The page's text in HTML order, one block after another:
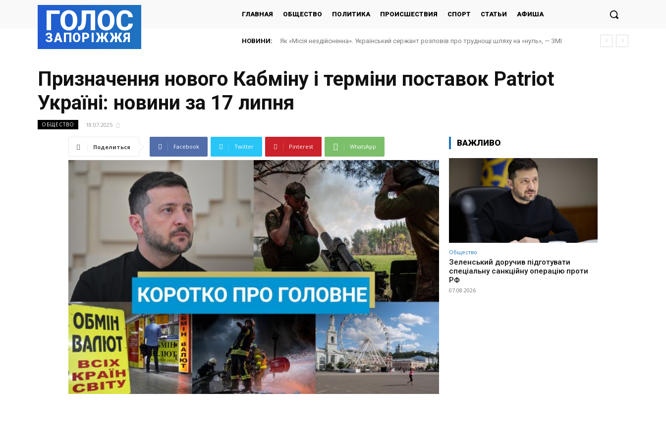
ГОЛОС
ЗАПОРІЖЖЯ
ГЛАВНАЯ ОБЩЕСТВО ПОЛИТИКА ПРОИСШЕСТВИЯ СПОРТ СТАТЬИ АФИША
НОВИНИ: Як «Місія нездійсненна». Український сержант розповів про труднощі шляху на «нуль», — ЗМІ
Призначення нового Кабміну і терміни поставок Patriot
Україні: новини за 17 липня
ОБЩЕСТВО 18.07.2025
Поделиться Facebook Twitter Pinterest WhatsApp ВАЖЛИВО
Общество
Зеленський доручив підготувати
спеціальну санкційну операцію проти
РФ
07.08.2026